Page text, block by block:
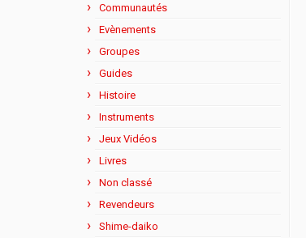
Communautés
Evènements
Groupes
Guides
Histoire
Instruments
Jeux Vidéos
Livres
Non classé
Revendeurs
Shime-daiko